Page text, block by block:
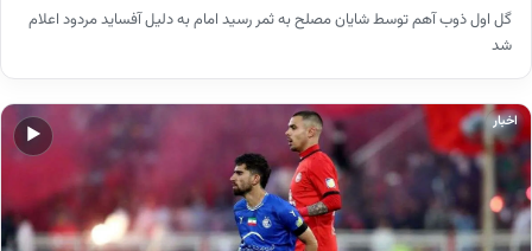
گل اول ذوب آهم توسط شایان مصلح به ثمر رسید امام به دلیل آفساید مردود اعلام
شد
▶
اخبار